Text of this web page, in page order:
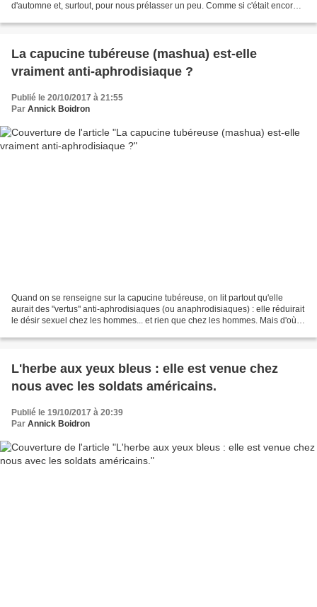
d'automne et, surtout, pour nous prélasser un peu. Comme si c'était encore
La capucine tubéreuse (mashua) est-elle
vraiment anti-aphrodisiaque ?
Publié le 20/10/2017 à 21:55
Par Annick Boidron
Quand on se renseigne sur la capucine tubéreuse, on lit partout qu'elle
aurait des "vertus" anti-aphrodisiaques (ou anaphrodisiaques) : elle réduirait
le désir sexuel chez les hommes... et rien que chez les hommes. Mais d'où
L'herbe aux yeux bleus : elle est venue chez
nous avec les soldats américains.
Publié le 19/10/2017 à 20:39
Par Annick Boidron